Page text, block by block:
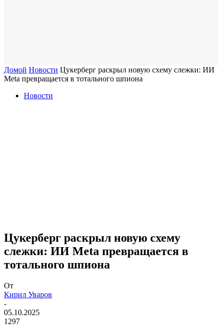
Домой Новости Цукерберг раскрыл новую схему слежки: ИИ
Meta превращается в тотального шпиона
Новости
Цукерберг раскрыл новую схему
слежки: ИИ Meta превращается в
тотального шпиона
От
Кирил Уваров
-
05.10.2025
1297